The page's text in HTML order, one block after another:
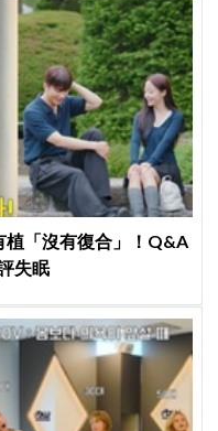
植「沒有復合」！Q&A
失眠